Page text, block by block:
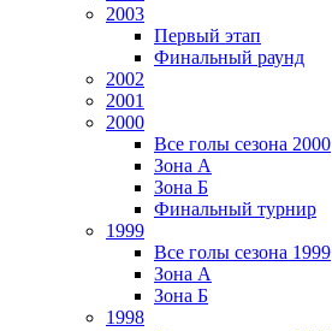
2003
Первый этап
Финальный раунд
2002
2001
2000
Все голы сезона 2000
Зона А
Зона Б
Финальный турнир
1999
Все голы сезона 1999
Зона А
Зона Б
1998